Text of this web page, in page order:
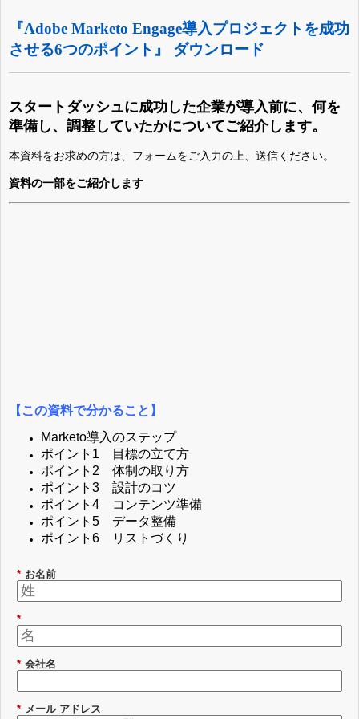
​『Adobe Marketo Engage導入プロジェクトを成功
させる6つのポイント』 ダウンロード
スタートダッシュに成功した企業が導入前に、何を
準備し、調整していたかについてご紹介します。
本資料をお求めの方は、フォームをご入力の上、送信ください。
資料の一部をご紹介します
【この資料で分かること】
Marketo導入のステップ
ポイント1 目標の立て方
ポイント2 体制の取り方
ポイント3 設計のコツ
ポイント4 コンテンツ準備
ポイント5 データ整備
ポイント6 リストづくり
* お名前
*
* 会社名
* メール アドレス